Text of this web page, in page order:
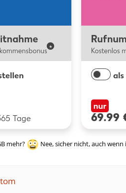
mehr?
Nee, sicher nicht, auch